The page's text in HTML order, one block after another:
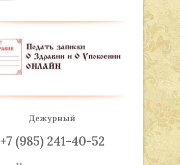
Дежурный
+7 (985) 241-40-52